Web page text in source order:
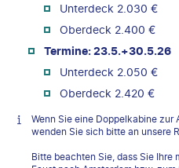
Unterdeck 2.030 €
Oberdeck 2.400 €
Termine: 23.5.+30.5.26
Unterdeck 2.050 €
Oberdeck 2.420 €
Wenn Sie eine Doppelkabine zur
wenden Sie sich bitte an unsere
Bitte beachten Sie, dass Sie Ihre